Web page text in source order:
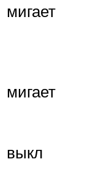
мигает
мигает
выкл